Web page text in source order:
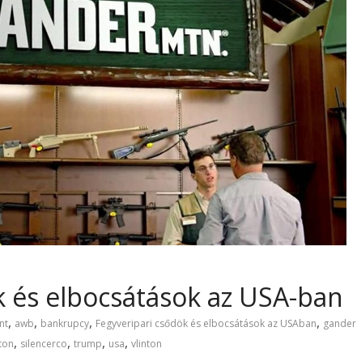
elbocsátások az USA-ban
, awb, bankrupcy, Fegyveripari csődök és elbocsátások az USAban, gander
, silencerco, trump, usa, vlinton